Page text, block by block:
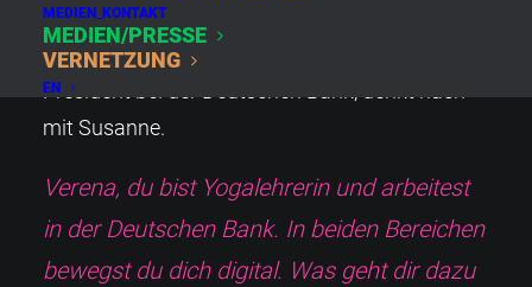
MEDIEN_KONTAKT
MEDIEN/PRESSE
VERNETZUNG
EN
Verena Grohs, Jogalehrerin und Juristin, Vice
President bei der Deutschen Bank, denkt nach
mit Susanne.
Verena, du bist Yogalehrerin und arbeitest
in der Deutschen Bank. In beiden Bereichen
bewegst du dich digital. Was geht dir dazu